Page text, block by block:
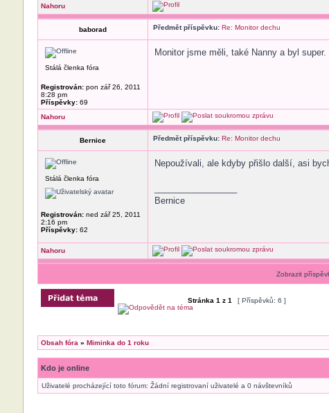
Nahoru
baborad Předmět příspěvku: Re: Monitor dechu
Stálá členka fóra
Registrován:pon zář 26, 2011
8:28 pm
Příspěvky:69
Monitor jsme měli, také Nanny a byl
Nahoru
Bernice Předmět příspěvku: Re: Monitor dechu
Stálá členka fóra
Registrován:ned zář 25, 2011
2:16 pm
Příspěvky:62
Nepoužívali, ale kdyby přišlo další, asi
Bernice
Nahoru
Zobrazit
Stránka 1 z 1 [ Příspěvků: 6 ]
Obsah fóra » Miminka do 1 roku
Kdo je online
Uživatelé procházející toto fórum: Žádní registrovaní uživatelé a 0 návštevníků